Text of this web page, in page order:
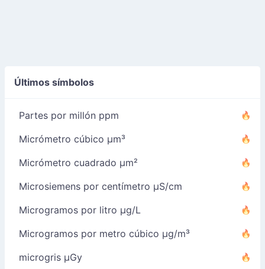
Últimos símbolos
Partes por millón ppm
Micrómetro cúbico µm³
Micrómetro cuadrado µm²
Microsiemens por centímetro µS/cm
Microgramos por litro µg/L
Microgramos por metro cúbico µg/m³
microgris µGy